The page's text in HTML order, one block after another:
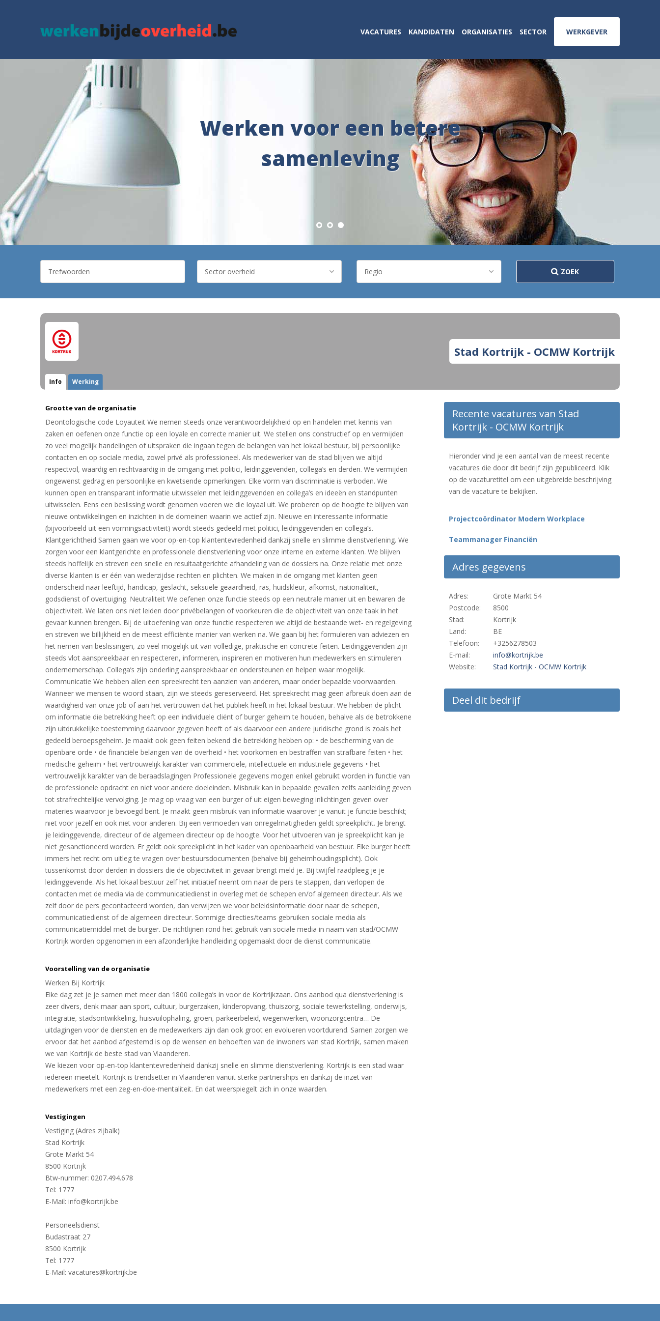
VACATURES KANDIDATEN ORGANISATIES SECTOR WERKGEVER
Werken voor een betere
samenleving
ZOEK
Stad Kortrijk - OCMW Kortrijk
Info Werking
Grootte van de organisatie
Deontologische code Loyauteit We nemen steeds onze verantwoordelijkheid op en handelen met kennis van
zaken en oefenen onze functie op een loyale en correcte manier uit. We stellen ons constructief op en vermijden
zo veel mogelijk handelingen of uitspraken die ingaan tegen de belangen van het lokaal bestuur, bij persoonlijke
contacten en op sociale media, zowel privé als professioneel. Als medewerker van de stad blijven we altijd
respectvol, waardig en rechtvaardig in de omgang met politici, leidinggevenden, collega’s en derden. We vermijden
ongewenst gedrag en persoonlijke en kwetsende opmerkingen. Elke vorm van discriminatie is verboden. We
kunnen open en transparant informatie uitwisselen met leidinggevenden en collega’s en ideeën en standpunten
uitwisselen. Eens een beslissing wordt genomen voeren we die loyaal uit. We proberen op de hoogte te blijven van
nieuwe ontwikkelingen en inzichten in de domeinen waarin we actief zijn. Nieuwe en interessante informatie
(bijvoorbeeld uit een vormingsactiviteit) wordt steeds gedeeld met politici, leidinggevenden en collega’s.
Klantgerichtheid Samen gaan we voor op-en-top klantentevredenheid dankzij snelle en slimme dienstverlening. We
zorgen voor een klantgerichte en professionele dienstverlening voor onze interne en externe klanten. We blijven
steeds hoffelijk en streven een snelle en resultaatgerichte afhandeling van de dossiers na. Onze relatie met onze
diverse klanten is er één van wederzijdse rechten en plichten. We maken in de omgang met klanten geen
onderscheid naar leeftijd, handicap, geslacht, seksuele geaardheid, ras, huidskleur, afkomst, nationaliteit,
godsdienst of overtuiging. Neutraliteit We oefenen onze functie steeds op een neutrale manier uit en bewaren de
objectiviteit. We laten ons niet leiden door privébelangen of voorkeuren die de objectiviteit van onze taak in het
gevaar kunnen brengen. Bij de uitoefening van onze functie respecteren we altijd de bestaande wet- en regelgeving
en streven we billijkheid en de meest efficiënte manier van werken na. We gaan bij het formuleren van adviezen en
het nemen van beslissingen, zo veel mogelijk uit van volledige, praktische en concrete feiten. Leidinggevenden zijn
steeds vlot aanspreekbaar en respecteren, informeren, inspireren en motiveren hun medewerkers en stimuleren
ondernemerschap. Collega’s zijn onderling aanspreekbaar en ondersteunen en helpen waar mogelijk.
Communicatie We hebben allen een spreekrecht ten aanzien van anderen, maar onder bepaalde voorwaarden.
Wanneer we mensen te woord staan, zijn we steeds gereserveerd. Het spreekrecht mag geen afbreuk doen aan de
waardigheid van onze job of aan het vertrouwen dat het publiek heeft in het lokaal bestuur. We hebben de plicht
om informatie die betrekking heeft op een individuele cliënt of burger geheim te houden, behalve als de betrokkene
zijn uitdrukkelijke toestemming daarvoor gegeven heeft of als daarvoor een andere juridische grond is zoals het
gedeeld beroepsgeheim. Je maakt ook geen feiten bekend die betrekking hebben op: • de bescherming van de
openbare orde • de financiële belangen van de overheid • het voorkomen en bestraffen van strafbare feiten • het
medische geheim • het vertrouwelijk karakter van commerciële, intellectuele en industriële gegevens • het
vertrouwelijk karakter van de beraadslagingen Professionele gegevens mogen enkel gebruikt worden in functie van
de professionele opdracht en niet voor andere doeleinden. Misbruik kan in bepaalde gevallen zelfs aanleiding geven
tot strafrechtelijke vervolging. Je mag op vraag van een burger of uit eigen beweging inlichtingen geven over
materies waarvoor je bevoegd bent. Je maakt geen misbruik van informatie waarover je vanuit je functie beschikt;
niet voor jezelf en ook niet voor anderen. Bij een vermoeden van onregelmatigheden geldt spreekplicht. Je brengt
je leidinggevende, directeur of de algemeen directeur op de hoogte. Voor het uitvoeren van je spreekplicht kan je
niet gesanctioneerd worden. Er geldt ook spreekplicht in het kader van openbaarheid van bestuur. Elke burger heeft
immers het recht om uitleg te vragen over bestuursdocumenten (behalve bij geheimhoudingsplicht). Ook
tussenkomst door derden in dossiers die de objectiviteit in gevaar brengt meld je. Bij twijfel raadpleeg je je
leidinggevende. Als het lokaal bestuur zelf het initiatief neemt om naar de pers te stappen, dan verlopen de
contacten met de media via de communicatiedienst in overleg met de schepen en/of algemeen directeur. Als we
zelf door de pers gecontacteerd worden, dan verwijzen we voor beleidsinformatie door naar de schepen,
communicatiedienst of de algemeen directeur. Sommige directies/teams gebruiken sociale media als
communicatiemiddel met de burger. De richtlijnen rond het gebruik van sociale media in naam van stad/OCMW
Kortrijk worden opgenomen in een afzonderlijke handleiding opgemaakt door de dienst communicatie.
Voorstelling van de organisatie
Werken Bij Kortrijk
Elke dag zet je je samen met meer dan 1800 collega’s in voor de Kortrijkzaan. Ons aanbod qua dienstverlening is
zeer divers, denk maar aan sport, cultuur, burgerzaken, kinderopvang, thuiszorg, sociale tewerkstelling, onderwijs,
integratie, stadsontwikkeling, huisvuilophaling, groen, parkeerbeleid, wegenwerken, woonzorgcentra… De
uitdagingen voor de diensten en de medewerkers zijn dan ook groot en evolueren voortdurend. Samen zorgen we
ervoor dat het aanbod afgestemd is op de wensen en behoeften van de inwoners van stad Kortrijk, samen maken
we van Kortrijk de beste stad van Vlaanderen.
We kiezen voor op-en-top klantentevredenheid dankzij snelle en slimme dienstverlening. Kortrijk is een stad waar
iedereen meetelt. Kortrijk is trendsetter in Vlaanderen vanuit sterke partnerships en dankzij de inzet van
medewerkers met een zeg-en-doe-mentaliteit. En dat weerspiegelt zich in onze waarden.
Vestigingen
Vestiging (Adres zijbalk)
Stad Kortrijk
Grote Markt 54
8500 Kortrijk
Btw-nummer: 0207.494.678
Tel: 1777
E-Mail: info@kortrijk.be
Personeelsdienst
Budastraat 27
8500 Kortrijk
Tel: 1777
E-Mail: vacatures@kortrijk.be
Recente vacatures van Stad
Kortrijk - OCMW Kortrijk
Hieronder vind je een aantal van de meest recente
vacatures die door dit bedrijf zijn gepubliceerd. Klik
op de vacaturetitel om een uitgebreide beschrijving
van de vacature te bekijken.
Projectcoördinator Modern Workplace
Teammanager Financiën
Adres gegevens
Adres:
Grote Markt 54
Postcode:
8500
Stad:
Kortrijk
Land:
BE
Telefoon:
+3256278503
E-mail:
info@kortrijk.be
Website:
Stad Kortrijk - OCMW Kortrijk
Deel dit bedrijf